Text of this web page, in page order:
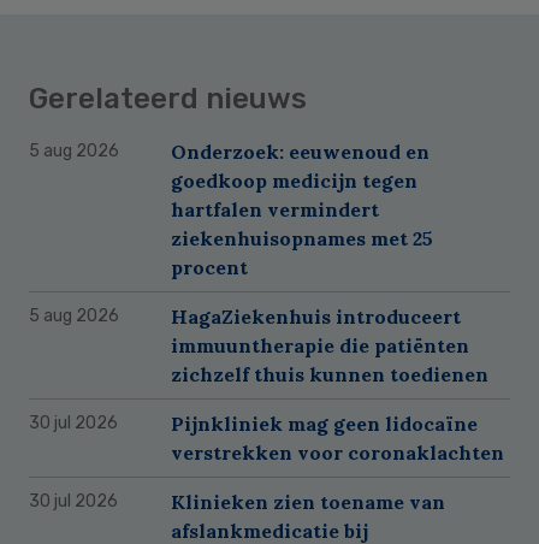
Gerelateerd nieuws
5 aug 2026
Onderzoek: eeuwenoud en
goedkoop medicijn tegen
hartfalen vermindert
ziekenhuisopnames met 25
procent
5 aug 2026
HagaZiekenhuis introduceert
immuuntherapie die patiënten
zichzelf thuis kunnen toedienen
30 jul 2026
Pijnkliniek mag geen lidocaïne
verstrekken voor coronaklachten
30 jul 2026
Klinieken zien toename van
afslankmedicatie bij